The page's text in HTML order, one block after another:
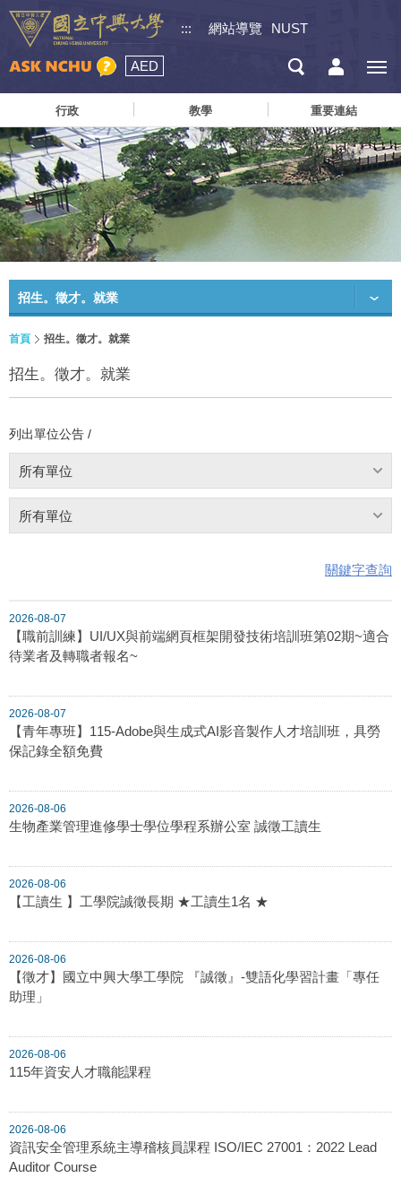
::: 網站導覽 NUST
AED
行政 教學 重要連結
招生。徵才。就業
首頁 招生。徵才。就業
招生。徵才。就業
列出單位公告 /
所有單位
所有單位
關鍵字查詢
2026-08-07
【職前訓練】UI/UX與前端網頁框架開發技術培訓班第02期~適合
待業者及轉職者報名~
2026-08-07
【青年專班】115-Adobe與生成式AI影音製作人才培訓班，具勞
保記錄全額免費
2026-08-06
生物產業管理進修學士學位學程系辦公室 誠徵工讀生
2026-08-06
【工讀生 】工學院誠徵長期 ★工讀生1名 ★
2026-08-06
【徵才】國立中興大學工學院 『誠徵』-雙語化學習計畫「專任
助理」
2026-08-06
115年資安人才職能課程
2026-08-06
資訊安全管理系統主導稽核員課程 ISO/IEC 27001：2022 Lead
Auditor Course